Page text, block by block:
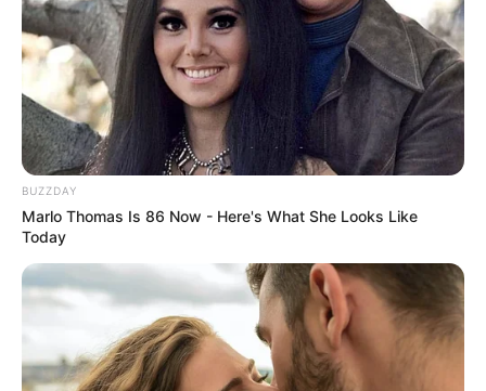
FNARAS em Brasília: Senado pode
promulgar PEC 14 em semana de
mobilização.
Presidente Kennedy (ES) abre processo
seletivo para Agentes de Saúde e de
triênio e sexta-parte na aposentadoria?
DESTAQUES DO MÊS
BUZZDAY
Marlo Thomas Is 86 Now - Here's What She Looks Like
Today